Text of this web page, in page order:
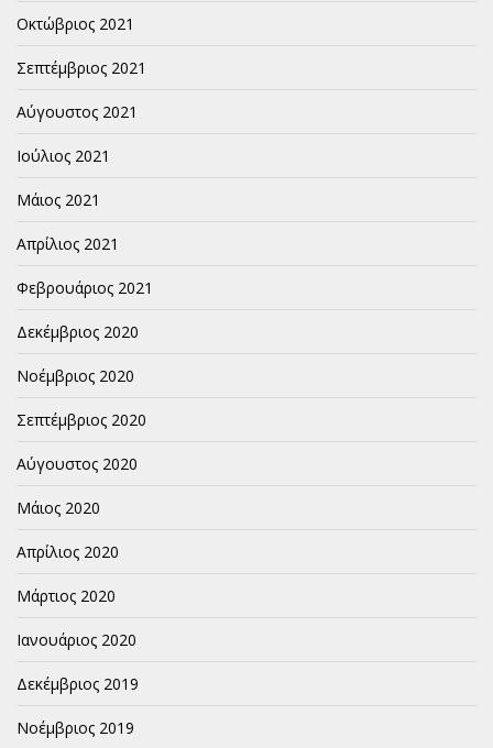
Οκτώβριος 2021
Σεπτέμβριος 2021
Αύγουστος 2021
Ιούλιος 2021
Μάιος 2021
Απρίλιος 2021
Φεβρουάριος 2021
Δεκέμβριος 2020
Νοέμβριος 2020
Σεπτέμβριος 2020
Αύγουστος 2020
Μάιος 2020
Απρίλιος 2020
Μάρτιος 2020
Ιανουάριος 2020
Δεκέμβριος 2019
Νοέμβριος 2019